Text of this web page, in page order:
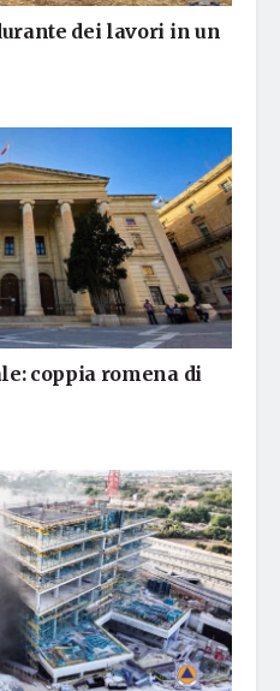
dei lavori in un
coppia romena di